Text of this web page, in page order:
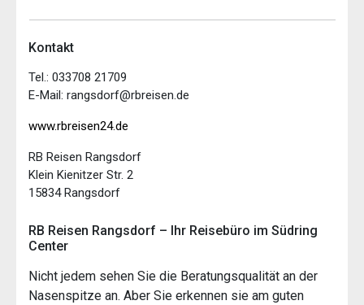
Kontakt
Tel.: 033708 21709
E-Mail: rangsdorf@rbreisen.de
www.rbreisen24.de
RB Reisen Rangsdorf
Klein Kienitzer Str. 2
15834 Rangsdorf
RB Reisen Rangsdorf – Ihr Reisebüro im Südring
Center
Nicht jedem sehen Sie die Beratungsqualität an der
Nasenspitze an. Aber Sie erkennen sie am guten